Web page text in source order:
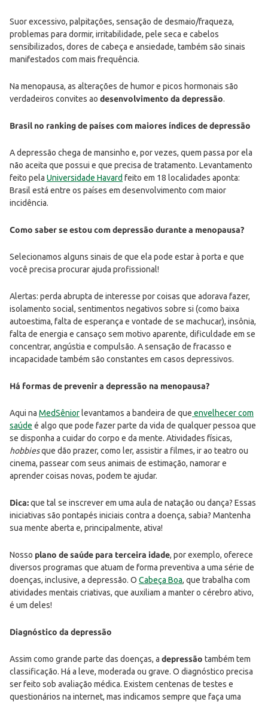
Suor excessivo, palpitações, sensação de desmaio/fraqueza,
problemas para dormir, irritabilidade, pele seca e cabelos
sensibilizados, dores de cabeça e ansiedade, também são sinais
manifestados com mais frequência.
Na menopausa, as alterações de humor e picos hormonais são
verdadeiros convites ao desenvolvimento da depressão.
Brasil no ranking de países com maiores índices de depressão
A depressão chega de mansinho e, por vezes, quem passa por ela
não aceita que possui e que precisa de tratamento. Levantamento
feito pela Universidade Havard feito em 18 localidades aponta:
Brasil está entre os países em desenvolvimento com maior
incidência.
Como saber se estou com depressão durante a menopausa?
Selecionamos alguns sinais de que ela pode estar à porta e que
você precisa procurar ajuda profissional!
Alertas: perda abrupta de interesse por coisas que adorava fazer,
isolamento social, sentimentos negativos sobre si (como baixa
autoestima, falta de esperança e vontade de se machucar), insônia,
falta de energia e cansaço sem motivo aparente, dificuldade em se
concentrar, angústia e compulsão. A sensação de fracasso e
incapacidade também são constantes em casos depressivos.
Há formas de prevenir a depressão na menopausa?
Aqui na MedSêniorlevantamos a bandeira de que envelhecer com
saúde é algo que pode fazer parte da vida de qualquer pessoa que
se disponha a cuidar do corpo e da mente. Atividades físicas,
hobbiesque dão prazer, como ler, assistir a filmes, ir ao teatro ou
cinema, passear com seus animais de estimação, namorar e
aprender coisas novas, podem te ajudar.
Dica:que tal se inscrever em uma aula de natação ou dança? Essas
iniciativas são pontapés iniciais contra a doença, sabia? Mantenha
sua mente aberta e, principalmente, ativa!
Nosso plano de saúde para terceira idade, por exemplo, oferece
diversos programas que atuam de forma preventiva a uma série de
doenças, inclusive, a depressão. O Cabeça Boa, que trabalha com
atividades mentais criativas, que auxiliam a manter o cérebro ativo,
é um deles!
Diagnóstico da depressão
Assim como grande parte das doenças, a depressão também tem
classificação. Há a leve, moderada ou grave. O diagnóstico precisa
ser feito sob avaliação médica. Existem centenas de testes e
questionários na internet, mas indicamos sempre que faça uma